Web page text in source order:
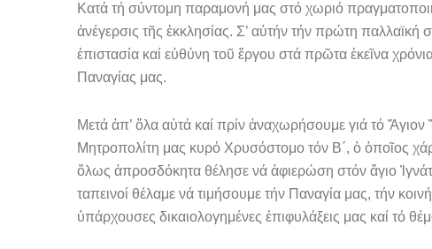
Κατά τή σύντομη παραμονή μας στό χωριό
ἀνέγερσις τῆς ἐκκλησί­ας. Σ’ αὐτήν τήν πρώτη
ἐπιστασία καί εὐθύνη τοῦ ἔργου στά πρῶτα ἐκεῖνα
Παναγίας μας.
Μετά ἀπ’ ὅλα αὐτά καί πρίν ἀναχωρήσουμε γιά τό Ἅγιον
Μητροπολίτη μας κυρό Χρυσόστομο τόν Β΄, ὁ ὁποῖος
ὅλως ἀπροσδόκητα θέλησε νά ἀφιερώ­ση στόν ἅγιο
ταπεινοί θέλαμε νά τιμήσουμε τήν Παναγία μας, τήν
ὑπάρχουσες δικαιολογημένες ἐ­πιφυλάξεις μας καί τό